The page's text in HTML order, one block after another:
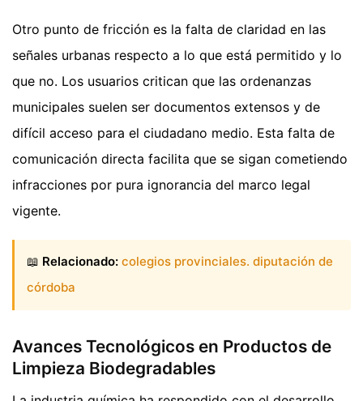
Otro punto de fricción es la falta de claridad en las
señales urbanas respecto a lo que está permitido y lo
que no. Los usuarios critican que las ordenanzas
municipales suelen ser documentos extensos y de
difícil acceso para el ciudadano medio. Esta falta de
comunicación directa facilita que se sigan cometiendo
infracciones por pura ignorancia del marco legal
vigente.
📖 Relacionado: colegios provinciales. diputación de
córdoba
Avances Tecnológicos en Productos de
Limpieza Biodegradables